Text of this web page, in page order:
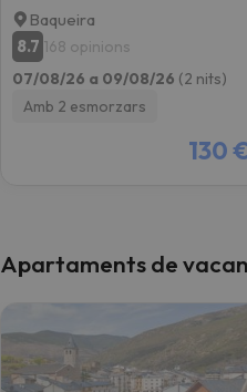
Baqueira
8.7 168 opinions
07/08/26 a 09/08/26 (2 nits)
Amb 2 esmorzars
130
Apartaments de